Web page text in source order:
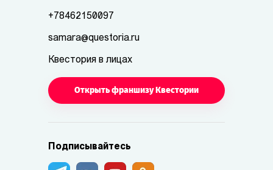
+78462150097
samara@questoria.ru
Квестория в лицах
Открыть франшизу Квестории
Подписывайтесь